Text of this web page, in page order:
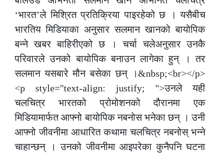
‘भारत’ले मिश्रित प्रतिक्रिया पाइरहेको छ । यसैबीच
भारतिय मिडियाका अनुसार सलमान खानको बायोपिक
बन्ने खबर बाहिरीएको छ । चर्चा चलेअनुसार उनकै
परिवारले उनको बायोपिक बनाउन लागेका हुन् । तर
सलमान यसबारे मौन बसेका छन् ।&nbsp;<br></p>
<p style="text-align: justify; ">उनले यही
चलचित्र भारतको प्रोमोशनको दौरानमा एक
मिडियामार्फत आफ्नो बायोपिक नबनोस भनेका छन् । उनी
आफ्नो जीवनीमा आधारित कथामा चलचित्र नबनोस् भन्ने
चाहान्छन् । उनको जीवनीमा आइपरेका कुनैपनि घटना